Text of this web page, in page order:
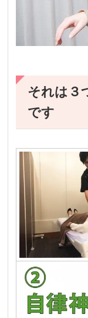
それは３
です